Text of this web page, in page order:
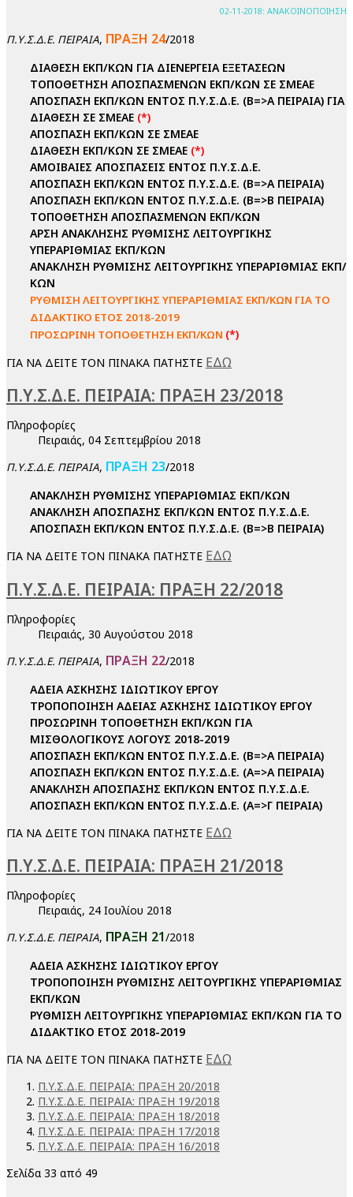
02-11-2018: ΑΝΑΚΟΙΝΟΠΟΙΗΣΗ
Π.Υ.Σ.Δ.Ε. ΠΕΙΡΑΙΑ, ΠΡΑΞΗ 24/2018
ΔΙΑΘΕΣΗ ΕΚΠ/ΚΩΝ ΓΙΑ ΔΙΕΝΕΡΓΕΙΑ ΕΞΕΤΑΣΕΩΝ
ΤΟΠΟΘΕΤΗΣΗ ΑΠΟΣΠΑΣΜΕΝΩΝ ΕΚΠ/ΚΩΝ ΣΕ ΣΜΕΑΕ
ΑΠΟΣΠΑΣΗ ΕΚΠ/ΚΩΝ ΕΝΤΟΣ Π.Υ.Σ.Δ.Ε. (Β=>Α ΠΕΙΡΑΙΑ) ΓΙΑ
ΔΙΑΘΕΣΗ ΣΕ ΣΜΕΑΕ (*)
ΑΠΟΣΠΑΣΗ ΕΚΠ/ΚΩΝ ΣΕ ΣΜΕΑΕ
ΔΙΑΘΕΣΗ ΕΚΠ/ΚΩΝ ΣΕ ΣΜΕΑΕ (*)
ΑΜΟΙΒΑΙΕΣ ΑΠΟΣΠΑΣΕΙΣ ΕΝΤΟΣ Π.Υ.Σ.Δ.Ε.
ΑΠΟΣΠΑΣΗ ΕΚΠ/ΚΩΝ ΕΝΤΟΣ Π.Υ.Σ.Δ.Ε. (Β=>Α ΠΕΙΡΑΙΑ)
ΑΠΟΣΠΑΣΗ ΕΚΠ/ΚΩΝ ΕΝΤΟΣ Π.Υ.Σ.Δ.Ε. (Β=>Β ΠΕΙΡΑΙΑ)
ΤΟΠΟΘΕΤΗΣΗ ΑΠΟΣΠΑΣΜΕΝΩΝ ΕΚΠ/ΚΩΝ
ΑΡΣΗ ΑΝΑΚΛΗΣΗΣ ΡΥΘΜΙΣΗΣ ΛΕΙΤΟΥΡΓΙΚΗΣ
ΥΠΕΡΑΡΙΘΜΙΑΣ ΕΚΠ/ΚΩΝ
ΑΝΑΚΛΗΣΗ ΡΥΘΜΙΣΗΣ ΛΕΙΤΟΥΡΓΙΚΗΣ ΥΠΕΡΑΡΙΘΜΙΑΣ ΕΚΠ/
ΚΩΝ
ΡΥΘΜΙΣΗ ΛΕΙΤΟΥΡΓΙΚΗΣ ΥΠΕΡΑΡΙΘΜΙΑΣ ΕΚΠ/ΚΩΝ ΓΙΑ ΤΟ
ΔΙΔΑΚΤΙΚΟ ΕΤΟΣ 2018-2019
ΠΡΟΣΩΡΙΝΗ ΤΟΠΟΘΕΤΗΣΗ ΕΚΠ/ΚΩΝ (*)
ΓΙΑ ΝΑ ΔΕΙΤΕ ΤΟΝ ΠΙΝΑΚΑ ΠΑΤΗΣΤΕ ΕΔΩ
Π.Υ.Σ.Δ.Ε. ΠΕΙΡΑΙΑ: ΠΡΑΞΗ 23/2018
Πληροφορίες
Πειραιάς, 04 Σεπτεμβρίου 2018
Π.Υ.Σ.Δ.Ε. ΠΕΙΡΑΙΑ, ΠΡΑΞΗ 23/2018
ΑΝΑΚΛΗΣΗ ΡΥΘΜΙΣΗΣ ΥΠΕΡΑΡΙΘΜΙΑΣ ΕΚΠ/ΚΩΝ
ΑΝΑΚΛΗΣΗ ΑΠΟΣΠΑΣΗΣ ΕΚΠ/ΚΩΝ ΕΝΤΟΣ Π.Υ.Σ.Δ.Ε.
ΑΠΟΣΠΑΣΗ ΕΚΠ/ΚΩΝ ΕΝΤΟΣ Π.Υ.Σ.Δ.Ε. (Β=>Β ΠΕΙΡΑΙΑ)
ΓΙΑ ΝΑ ΔΕΙΤΕ ΤΟΝ ΠΙΝΑΚΑ ΠΑΤΗΣΤΕ ΕΔΩ
Π.Υ.Σ.Δ.Ε. ΠΕΙΡΑΙΑ: ΠΡΑΞΗ 22/2018
Πληροφορίες
Πειραιάς, 30 Αυγούστου 2018
Π.Υ.Σ.Δ.Ε. ΠΕΙΡΑΙΑ, ΠΡΑΞΗ 22/2018
ΑΔΕΙΑ ΑΣΚΗΣΗΣ ΙΔΙΩΤΙΚΟΥ ΕΡΓΟΥ
ΤΡΟΠΟΠΟΙΗΣΗ ΑΔΕΙΑΣ ΑΣΚΗΣΗΣ ΙΔΙΩΤΙΚΟΥ ΕΡΓΟΥ
ΠΡΟΣΩΡΙΝΗ ΤΟΠΟΘΕΤΗΣΗ ΕΚΠ/ΚΩΝ ΓΙΑ
ΜΙΣΘΟΛΟΓΙΚΟΥΣ ΛΟΓΟΥΣ 2018-2019
ΑΠΟΣΠΑΣΗ ΕΚΠ/ΚΩΝ ΕΝΤΟΣ Π.Υ.Σ.Δ.Ε. (Β=>Α ΠΕΙΡΑΙΑ)
ΑΠΟΣΠΑΣΗ ΕΚΠ/ΚΩΝ ΕΝΤΟΣ Π.Υ.Σ.Δ.Ε. (Α=>Α ΠΕΙΡΑΙΑ)
ΑΝΑΚΛΗΣΗ ΑΠΟΣΠΑΣΗΣ ΕΚΠ/ΚΩΝ ΕΝΤΟΣ Π.Υ.Σ.Δ.Ε.
ΑΠΟΣΠΑΣΗ ΕΚΠ/ΚΩΝ ΕΝΤΟΣ Π.Υ.Σ.Δ.Ε. (Α=>Γ ΠΕΙΡΑΙΑ)
ΓΙΑ ΝΑ ΔΕΙΤΕ ΤΟΝ ΠΙΝΑΚΑ ΠΑΤΗΣΤΕ ΕΔΩ
Π.Υ.Σ.Δ.Ε. ΠΕΙΡΑΙΑ: ΠΡΑΞΗ 21/2018
Πληροφορίες
Πειραιάς, 24 Ιουλίου 2018
Π.Υ.Σ.Δ.Ε. ΠΕΙΡΑΙΑ, ΠΡΑΞΗ 21/2018
ΑΔΕΙΑ ΑΣΚΗΣΗΣ ΙΔΙΩΤΙΚΟΥ ΕΡΓΟΥ
ΤΡΟΠΟΠΟΙΗΣΗ ΡΥΘΜΙΣΗΣ ΛΕΙΤΟΥΡΓΙΚΗΣ ΥΠΕΡΑΡΙΘΜΙΑΣ
ΕΚΠ/ΚΩΝ
ΡΥΘΜΙΣΗ ΛΕΙΤΟΥΡΓΙΚΗΣ ΥΠΕΡΑΡΙΘΜΙΑΣ ΕΚΠ/ΚΩΝ ΓΙΑ ΤΟ
ΔΙΔΑΚΤΙΚΟ ΕΤΟΣ 2018-2019
ΓΙΑ ΝΑ ΔΕΙΤΕ ΤΟΝ ΠΙΝΑΚΑ ΠΑΤΗΣΤΕ ΕΔΩ
Π.Υ.Σ.Δ.Ε. ΠΕΙΡΑΙΑ: ΠΡΑΞΗ 20/2018
Π.Υ.Σ.Δ.Ε. ΠΕΙΡΑΙΑ: ΠΡΑΞΗ 19/2018
Π.Υ.Σ.Δ.Ε. ΠΕΙΡΑΙΑ: ΠΡΑΞΗ 18/2018
Π.Υ.Σ.Δ.Ε. ΠΕΙΡΑΙΑ: ΠΡΑΞΗ 17/2018
Π.Υ.Σ.Δ.Ε. ΠΕΙΡΑΙΑ: ΠΡΑΞΗ 16/2018
Σελίδα 33 από 49